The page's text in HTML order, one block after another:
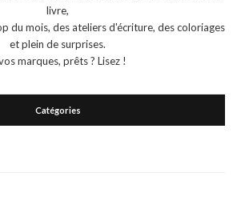
livre,
du mois, des ateliers d'écriture, des coloriages
et plein de surprises.
marques, prêts ? Lisez !
Catégories